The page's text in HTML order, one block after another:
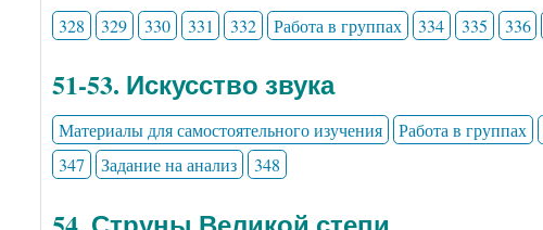
328 329 330 331 332 Работа в группах 334 335 336
51-53. Искусство звука
Материалы для самостоятельного изучения Работа в группах
347
Задание на анализ 348